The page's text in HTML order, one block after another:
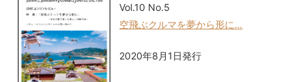
Vol.10 No.5
空飛ぶクルマを夢から形に…
2020年8月1日発行